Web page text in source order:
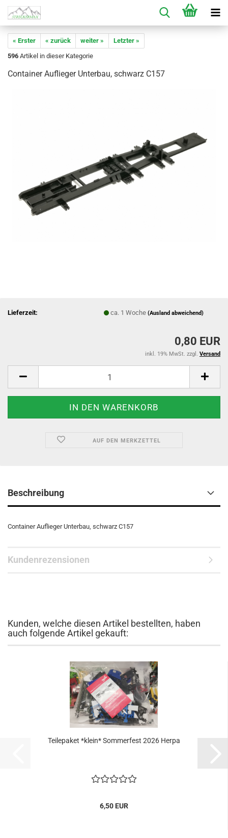
« Erster « zurück weiter »
Letzter »
596 Artikel in dieser Kategorie
Container Auflieger Unterbau, schwarz C157
Lieferzeit: ca. 1 Woche(Ausland abweichend)
0,80 EUR
inkl. 19% MwSt. zzgl. Versand
AUF DEN MERKZETTEL
Beschreibung
Container Auflieger Unterbau, schwarz C157
Kundenrezensionen
Kunden, welche diesen Artikel bestellten, haben
auch folgende Artikel gekauft:
Teilepaket *klein* Sommerfest 2026 Herpa
6,50 EUR